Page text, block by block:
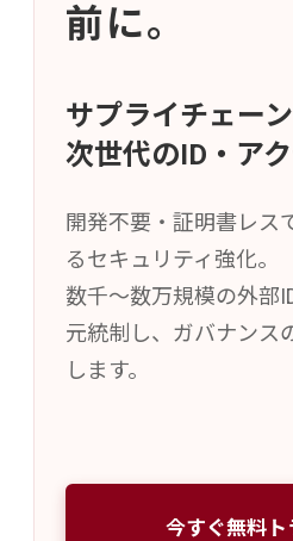
前に。
サプライチェー
次世代のID・アク
開発不要・証明書レス
るセキュリティ強化。
数千〜数万規模の外部
元統制し、ガバナンス
します。
今すぐ無料ト